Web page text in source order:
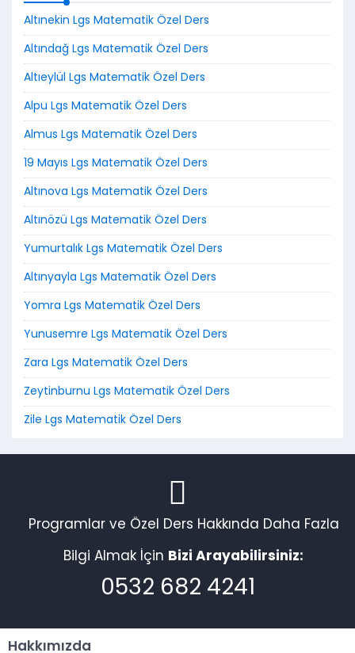
Altınekin Lgs Matematik Özel Ders
Altındağ Lgs Matematik Özel Ders
Altıeylül Lgs Matematik Özel Ders
Alpu Lgs Matematik Özel Ders
Almus Lgs Matematik Özel Ders
19 Mayıs Lgs Matematik Özel Ders
Altınova Lgs Matematik Özel Ders
Altınözü Lgs Matematik Özel Ders
Yumurtalık Lgs Matematik Özel Ders
Altınyayla Lgs Matematik Özel Ders
Yomra Lgs Matematik Özel Ders
Yunusemre Lgs Matematik Özel Ders
Zara Lgs Matematik Özel Ders
Zeytinburnu Lgs Matematik Özel Ders
Zile Lgs Matematik Özel Ders
Programlar ve Özel Ders Hakkında Daha Fazla
Bilgi Almak İçin Bizi Arayabilirsiniz:
0532 682 4241
Hakkımızda